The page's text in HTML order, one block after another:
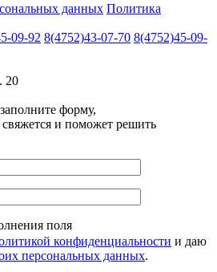
данных Политика
09-92 8(4752)43-07-70 8(4752)45-09-
20
форму,
и поможет решить
поля
конфиденциальности и даю
персональных данных.